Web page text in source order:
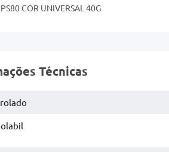
COR UNIVERSAL 40G
Técnicas